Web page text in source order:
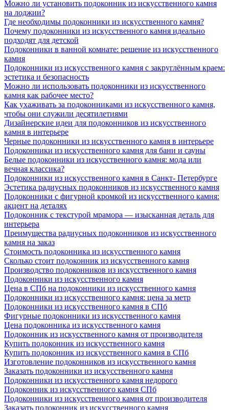
Можно ли установить подоконник из искусственного камня
на лоджии?
Где необходимы подоконники из искусственного камня?
Почему подоконники из искусственного камня идеально
подходят для детской
Подоконники в ванной комнате: решение из искусственного
камня
Подоконники из искусственного камня с закруглённым краем:
эстетика и безопасность
Можно ли использовать подоконники из искусственного
камня как рабочее место?
Как ухаживать за подоконниками из искусственного камня,
чтобы они служили десятилетиями
Дизайнерские идеи для подоконников из искусственного
камня в интерьере
Черные подоконники из искусственного камня в интерьере
Подоконники из искусственного камня для бани и сауны
Белые подоконники из искусственного камня: мода или
вечная классика?
Подоконники из искусственного камня в Санкт- Петербурге
Эстетика радиусных подоконников из искусственного камня
Подоконники с фигурной кромкой из искусственного камня:
акцент на деталях
Подоконник с текстурой мрамора — изысканная деталь для
интерьера
Преимущества радиусных подоконников из искусственного
камня на заказ
Стоимость подоконника из искусственного камня
Сколько стоит подоконник из искусственного камня
Производство подоконников из искусственного камня
Подоконники из искусственного камня
Цена в СПб на подоконники из искусственного камня
Подоконники из искусственного камня: цена за метр
Подоконники из искусственного камня в СПб
Фигурные подоконники из искусственного камня
Цена подоконника из искусственного камня
Подоконник из искусственного камня от производителя
Купить подоконник из искусственного камня
Купить подоконник из искусственного камня в СПб
Изготовление подоконников из искусственного камня
Заказать подоконники из искусственного камня
Подоконники из искусственного камня недорого
Подоконник из искусственного камня СПб
Подоконники из искусственного камня от производителя
Заказать подоконник из искусственного камня